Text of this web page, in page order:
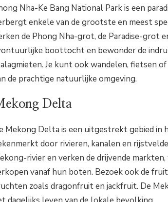
Nha-Ke Bang National Park is een
enkele van de grootste en meest
de Phong Nha-grot, de Paradise-grot
boottocht en bewonder de
Je kunt ook wandelen, fietsen
de prachtige natuurlijke omgeving.
Delta
Mekong Delta is een uitgestrekt gebied in
door rivieren, kanalen en
rivier en verken de drijvende
vanaf hun boten. Bezoek ook de
zoals dragonfruit en jackfruit. De